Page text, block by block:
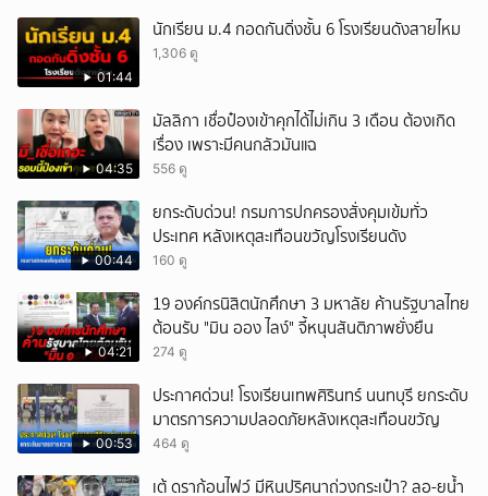
01:44
นักเรียน ม.4 กอดกันดิ่งชั้น 6 โรงเรียนดังสายไหม
1,306 ดู
04:35
มัลลิกา เชื่อป๋องเข้าคุกได้ไม่เกิน 3 เดือน ต้องเกิด
เรื่อง เพราะมีคนกลัวมันแฉ
556 ดู
00:44
ยกระดับด่วน! กรมการปกครองสั่งคุมเข้มทั่ว
ประเทศ หลังเหตุสะเทือนขวัญโรงเรียนดัง
160 ดู
04:21
19 องค์กรนิสิตนักศึกษา 3 มหาลัย ค้านรัฐบาลไทย
ต้อนรับ "มิน ออง ไลง์" จี้หนุนสันติภาพยั่งยืน
274 ดู
00:53
ประกาศด่วน! โรงเรียนเทพศิรินทร์ นนทบุรี ยกระดับ
มาตรการความปลอดภัยหลังเหตุสะเทือนขวัญ
464 ดู
เต้ ดราก้อนไฟว์ มีหินปริศนาถ่วงกระเป๋า? ลอ-ยน้ำ